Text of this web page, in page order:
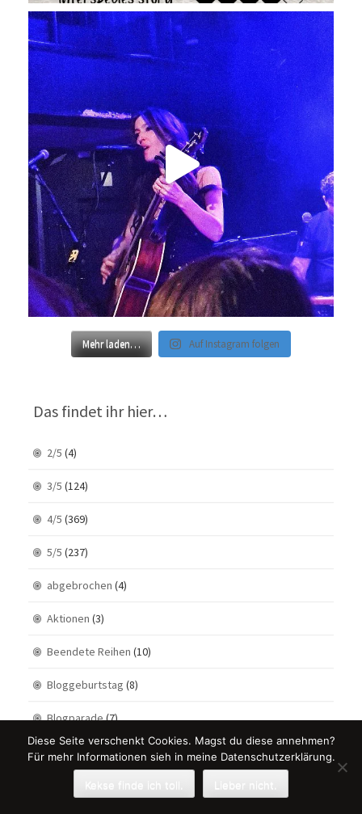
Mehr laden… Auf Instagram folgen
Das findet ihr hier…
2/5 (4)
3/5 (124)
4/5 (369)
5/5 (237)
abgebrochen (4)
Aktionen (3)
Beendete Reihen (10)
Bloggeburtstag (8)
Blogparade(7)
Blogtour(28)
Diese Seite verschenkt Cookies. Magst du diese annehmen?
Für mehr Informationen sieh in meine Datenschutzerklärung.